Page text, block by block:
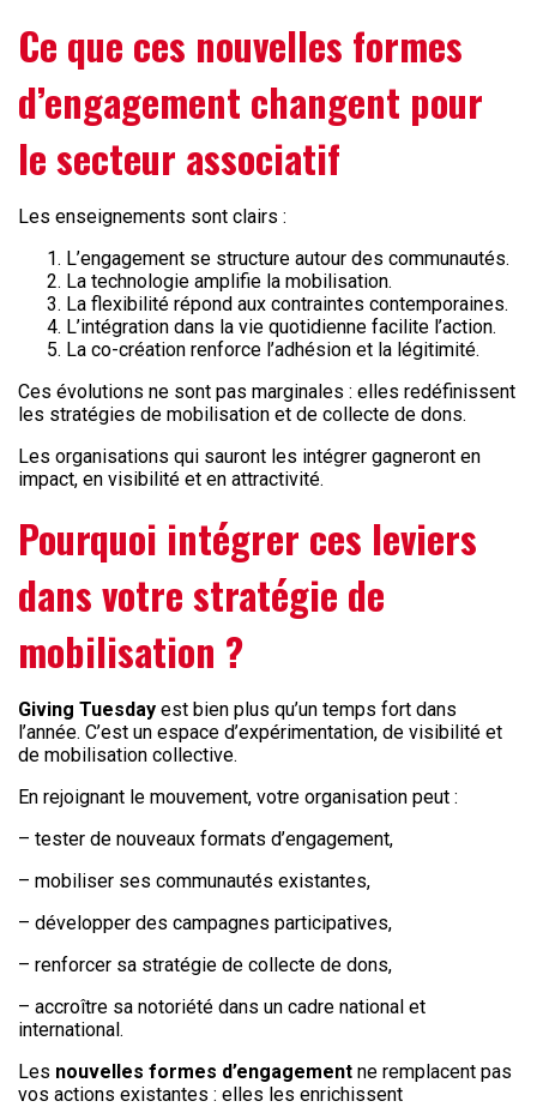
Ce que ces nouvelles formes
d’engagement changent pour
le secteur associatif
Les enseignements sont clairs :
L’engagement se structure autour des communautés.
La technologie amplifie la mobilisation.
La flexibilité répond aux contraintes contemporaines.
L’intégration dans la vie quotidienne facilite l’action.
La co-création renforce l’adhésion et la légitimité.
Ces évolutions ne sont pas marginales : elles redéfinissent
les stratégies de mobilisation et de collecte de dons.
Les organisations qui sauront les intégrer gagneront en
impact, en visibilité et en attractivité.
Pourquoi intégrer ces leviers
dans votre stratégie de
mobilisation ?
Giving Tuesday est bien plus qu’un temps fort dans
l’année. C’est un espace d’expérimentation, de visibilité et
de mobilisation collective.
En rejoignant le mouvement, votre organisation peut :
– tester de nouveaux formats d’engagement,
– mobiliser ses communautés existantes,
– développer des campagnes participatives,
– renforcer sa stratégie de collecte de dons,
– accroître sa notoriété dans un cadre national et
international.
Les nouvelles formes d’engagement ne remplacent pas
vos actions existantes : elles les enrichissent